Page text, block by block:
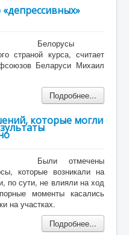
Белорусы
страной курса, считает
Беларуси Михаил
Подробнее...
которые могли
Были отмечены
которые возникали на
по сути, не влияли на ход
моменты касались
на участках.
Подробнее...